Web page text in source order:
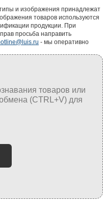
и изображения принадлежат
товаров используются
продукции. При
просьба направить
- мы оперативно